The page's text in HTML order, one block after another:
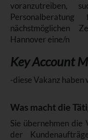
voranzutreiben,
nächstmöglichen
Hannover eine/n
Key Account
-diese Vakanz
Was macht die
Sie übernehmen
der